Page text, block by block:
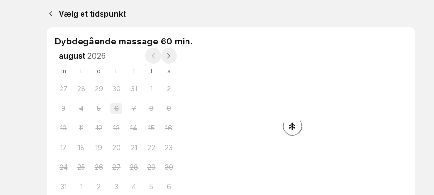
Vælg et tidspunkt
Dybdegående massage 60 min.
august 2026
m t o t f l s
27 28 29 30 31 1 2
3 4 5 6 7 8 9
10 11 12 13 14 15 16
17 18 19 20 21 22 23
24 25 26 27 28 29 30
31 1 2 3 4 5 6